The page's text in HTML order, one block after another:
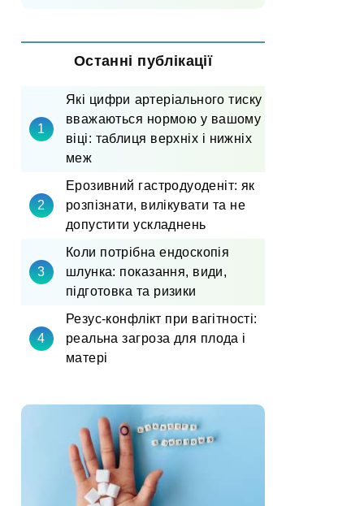
Останні публікації
Які цифри артеріального тиску
вважаються нормою у вашому
віці: таблиця верхніх і нижніх
меж
Ерозивний гастродуоденіт: як
розпізнати, вилікувати та не
допустити ускладнень
Коли потрібна ендоскопія
шлунка: показання, види,
підготовка та ризики
Резус-конфлікт при вагітності:
реальна загроза для плода і
матері